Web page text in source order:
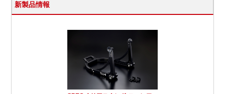
新製品情報